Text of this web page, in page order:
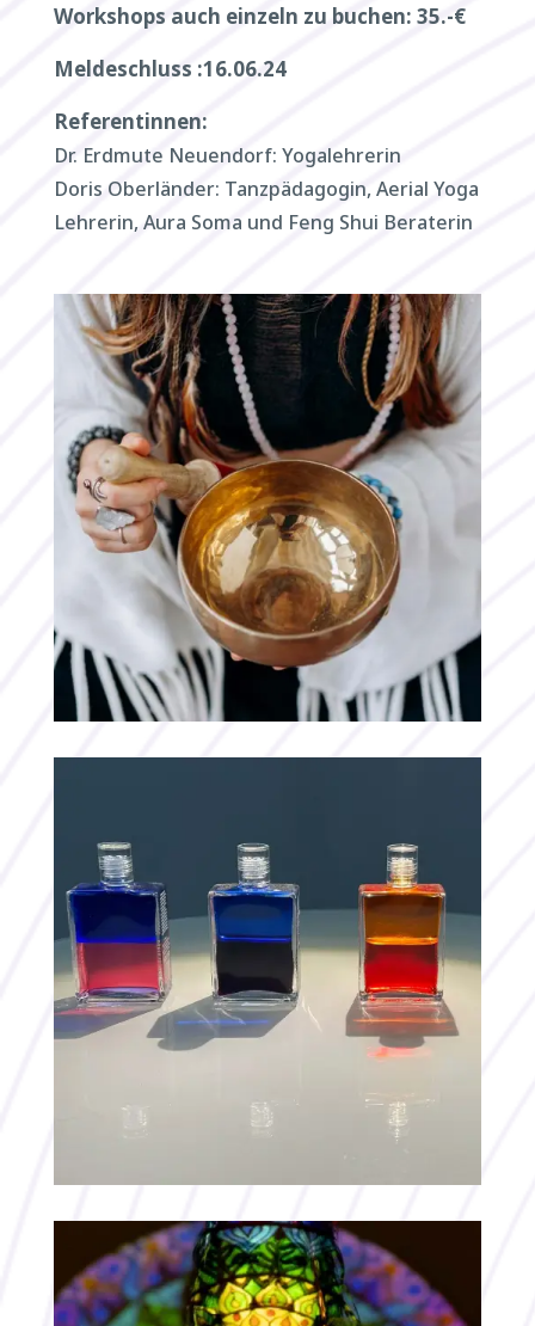
Workshops auch einzeln zu buchen: 35.-€
Meldeschluss :16.06.24
Referentinnen:
Dr. Erdmute Neuendorf: Yogalehrerin
Doris Oberländer: Tanzpädagogin, Aerial Yoga
Lehrerin, Aura Soma und Feng Shui Beraterin